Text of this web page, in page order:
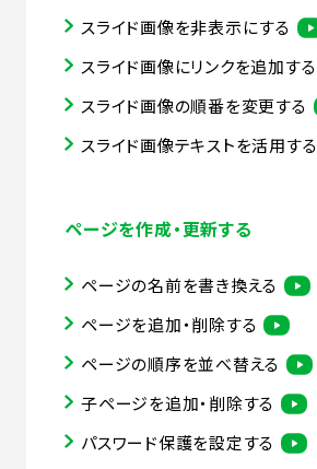
スライド画像を非表示にする
スライド画像にリンクを追加する
スライド画像の順番を変更する
スライド画像テキストを活用する
ページを作成・更新する
ページの名前を書き換える
ページを追加・削除する
ページの順序を並べ替える
子ページを追加・削除する
パスワード保護を設定する